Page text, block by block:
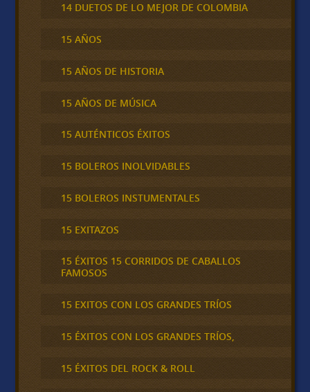
14 DUETOS DE LO MEJOR DE COLOMBIA
15 AÑOS
15 AÑOS DE HISTORIA
15 AÑOS DE MÚSICA
15 AUTÉNTICOS ÉXITOS
15 BOLEROS INOLVIDABLES
15 BOLEROS INSTUMENTALES
15 EXITAZOS
15 ÉXITOS 15 CORRIDOS DE CABALLOS
FAMOSOS
15 EXITOS CON LOS GRANDES TRÍOS
15 ÉXITOS CON LOS GRANDES TRÍOS,
15 ÉXITOS DEL ROCK & ROLL